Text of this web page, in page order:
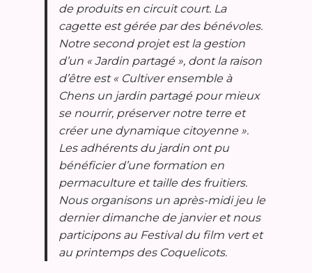
de produits en circuit court. La
cagette est gérée par des bénévoles.
Notre second projet est la gestion
d’un « Jardin partagé », dont la raison
d’être est « Cultiver ensemble à
Chens un jardin partagé pour mieux
se nourrir, préserver notre terre et
créer une dynamique citoyenne ».
Les adhérents du jardin ont pu
bénéficier d’une formation en
permaculture et taille des fruitiers.
Nous organisons un après-midi jeu le
dernier dimanche de janvier et nous
participons au Festival du film vert et
au printemps des Coquelicots.